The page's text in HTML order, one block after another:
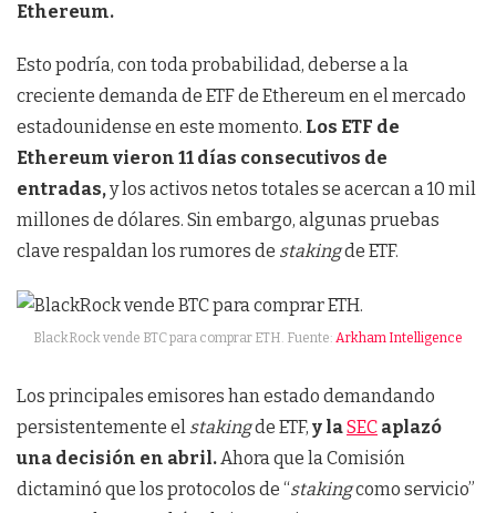
Ethereum.
Esto podría, con toda probabilidad, deberse a la
creciente demanda de ETF de Ethereum en el mercado
estadounidense en este momento. Los ETF de
Ethereum vieron 11 días consecutivos de
entradas,y los activos netos totales se acercan a 10 mil
millones de dólares. Sin embargo, algunas pruebas
clave respaldan los rumores de stakingde ETF.
BlackRock vende BTC para comprar ETH. Fuente: Arkham Intelligence
Los principales emisores han estado demandando
persistentemente el stakingde ETF, y laSEC aplazó
una decisión en abril. Ahora que la Comisión
dictaminó que los protocolos de “stakingcomo servicio”